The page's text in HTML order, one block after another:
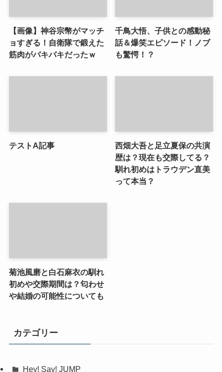
【画像】神谷宗幣がマッチ
ョすぎる！自衛隊で鍛えた
筋肉がバキバキだったｗ
千鳥大悟、子供との感動秘
話＆爆笑エピソード！ノブ
も驚愕！？
テストA記事
西畑大吾と足立夏保の共演
歴は？現在も交際してる？
馴れ初めはトラウデン直美
って本当？
菊池風磨と白石麻衣の馴れ
初めや交際期間は？匂わせ
や結婚の可能性についても
カテゴリー
Hey! Say! JUMP